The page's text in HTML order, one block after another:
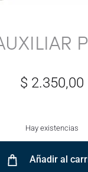
$ 2.350,00
Hay existencias
Añadir al